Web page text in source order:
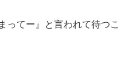
ってー』と言われて待つこ